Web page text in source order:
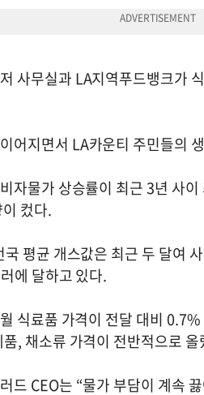
사무실과 LA지역푸드뱅크
어지면서 LA카운티 주민들의
자물가 상승률이 최근 3년 사
컸다.
평균 개스값은 최근 두 달여
에 달하고 있다.
식료품 가격이 전달 대비
, 채소류 가격이 전반적으로 올
드 CEO는 “물가 부담이 계속